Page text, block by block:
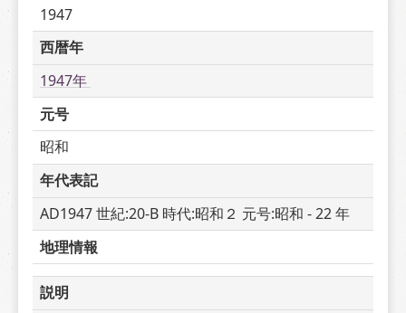
1947
西暦年
1947年
元号
昭和
年代表記
AD1947 世紀:20-B 時代:昭和２ 元号:昭和 - 22 年
地理情報
説明